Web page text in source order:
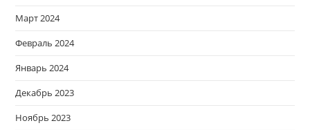
Март 2024
Февраль 2024
Январь 2024
Декабрь 2023
Ноябрь 2023